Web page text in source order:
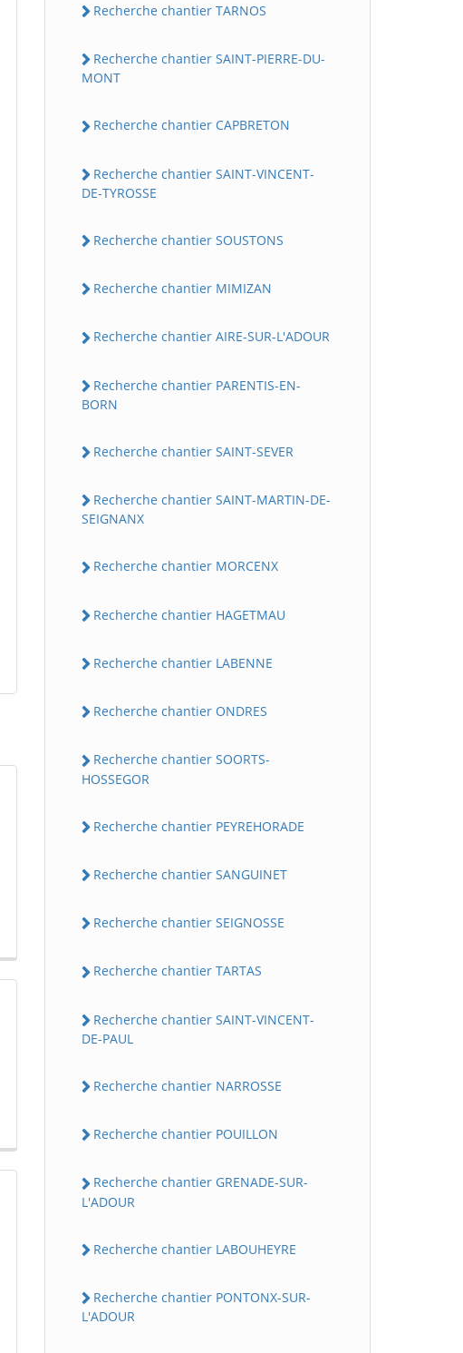
Recherche chantier TARNOS
Recherche chantier SAINT-PIERRE-DU-
MONT
Recherche chantier CAPBRETON
Recherche chantier SAINT-VINCENT-
DE-TYROSSE
Recherche chantier SOUSTONS
Recherche chantier MIMIZAN
Recherche chantier AIRE-SUR-L'ADOUR
Recherche chantier PARENTIS-EN-
BORN
Recherche chantier SAINT-SEVER
Recherche chantier SAINT-MARTIN-DE-
SEIGNANX
Recherche chantier MORCENX
Recherche chantier HAGETMAU
Recherche chantier LABENNE
Recherche chantier ONDRES
Recherche chantier SOORTS-
HOSSEGOR
Recherche chantier PEYREHORADE
Recherche chantier SANGUINET
Recherche chantier SEIGNOSSE
Recherche chantier TARTAS
Recherche chantier SAINT-VINCENT-
DE-PAUL
Recherche chantier NARROSSE
Recherche chantier POUILLON
Recherche chantier GRENADE-SUR-
L'ADOUR
Recherche chantier LABOUHEYRE
Recherche chantier PONTONX-SUR-
L'ADOUR